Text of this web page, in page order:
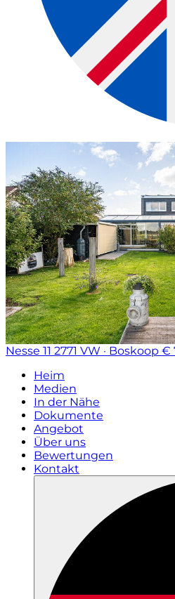
Nesse 11 2771 VW · Boskoop €
Heim
Medien
In der Nähe
Dokumente
Angebot
Über uns
Bewertungen
Kontakt